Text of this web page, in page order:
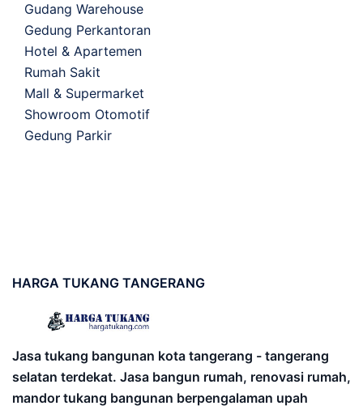
Gudang Warehouse
Gedung Perkantoran
Hotel & Apartemen
Rumah Sakit
Mall & Supermarket
Showroom Otomotif
Gedung Parkir
HARGA TUKANG TANGERANG
Jasa tukang bangunan kota tangerang - tangerang
selatan terdekat. Jasa bangun rumah, renovasi rumah,
mandor tukang bangunan berpengalaman upah